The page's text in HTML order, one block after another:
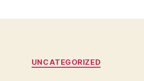
Categorías
UNCATEGORIZED